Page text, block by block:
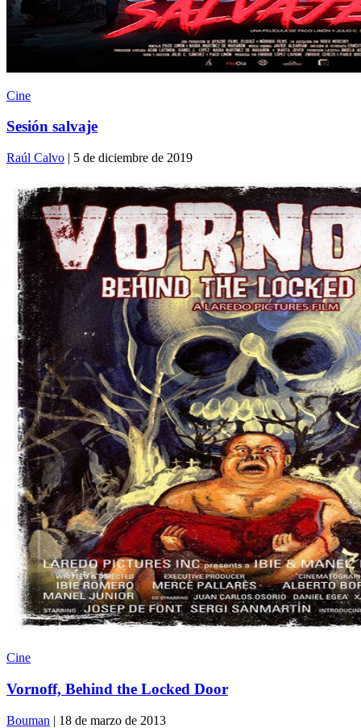
Cine
Sesión salvaje
Raúl Calvo | 5 de diciembre de 2019
Cine
Vornoff, Behind the Locked Door
Bouman | 18 de marzo de 2013